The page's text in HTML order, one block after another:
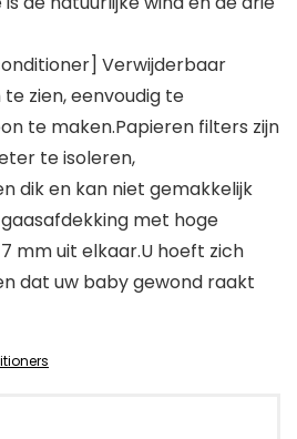
Verwijderbaar
zien, eenvoudig te
te maken.Papieren filters zijn
te isoleren,
dik en kan niet gemakkelijk
met hoge
mm uit elkaar.U hoeft zich
dat uw baby gewond raakt